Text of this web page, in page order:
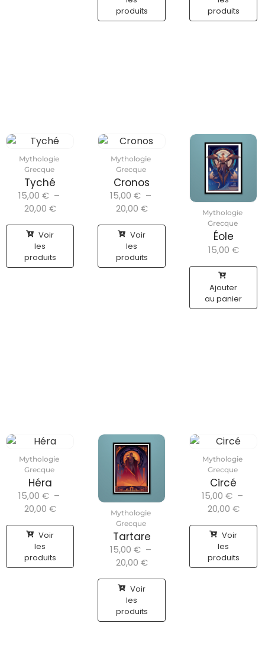
produits
produits
Mythologie
Grecque
Tyché
15,00 € –
20,00 €
Voir
les
produits
Mythologie
Grecque
Cronos
15,00 € –
20,00 €
Voir
les
produits
Mythologie
Grecque
Éole
15,00 €
Ajouter
au panier
Mythologie
Grecque
Héra
15,00 € –
20,00 €
Voir
les
produits
Mythologie
Grecque
Tartare
15,00 € –
20,00 €
Voir
les
produits
Mythologie
Grecque
Circé
15,00 € –
20,00 €
Voir
les
produits